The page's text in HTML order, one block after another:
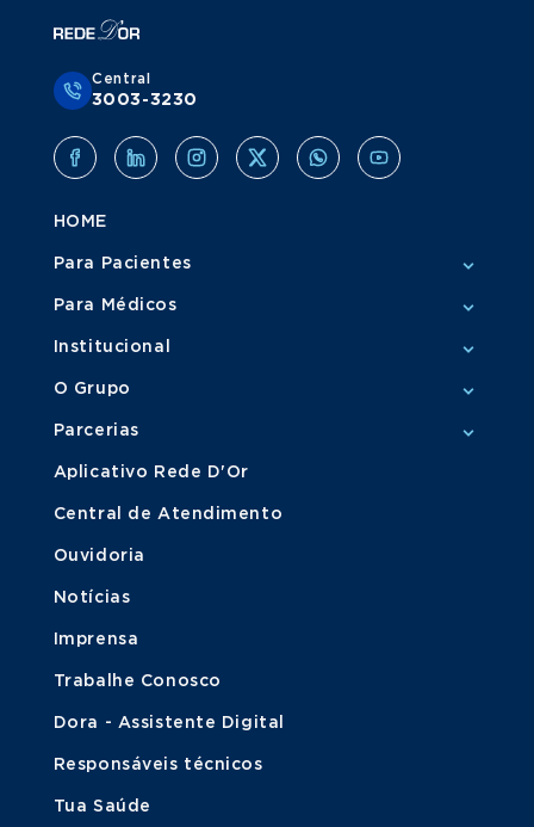
Central
3003-3230
HOME
Para Pacientes
Para Médicos
Institucional
O Grupo
Parcerias
Aplicativo Rede D'Or
Central de Atendimento
Ouvidoria
Notícias
Imprensa
Trabalhe Conosco
Dora - Assistente Digital
Responsáveis técnicos
Tua Saúde